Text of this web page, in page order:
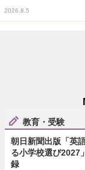
2026.8.5
教育・受験
朝日新聞出版「英
る小学校選び2027
録